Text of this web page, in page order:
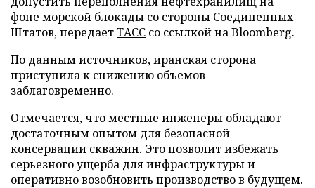
фоне морской блокады со стороны Соединенных
Штатов, передаетТАСС со ссылкой на Bloomberg.
По данным источников, иранская сторона
приступила к снижению объемов
заблаговременно.
Отмечается, что местные инженеры обладают
достаточным опытом для безопасной
консервации скважин. Это позволит избежать
серьезного ущерба для инфраструктуры и
оперативно возобновить производство в будущем.